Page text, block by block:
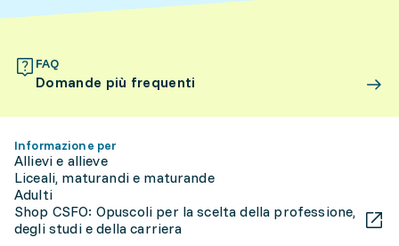
FAQ
Domande più frequenti
Informazione per
Allievi e allieve
Liceali, maturandi e maturande
Adulti
Shop CSFO: Opuscoli per la scelta della professione,
degli studi e della carriera